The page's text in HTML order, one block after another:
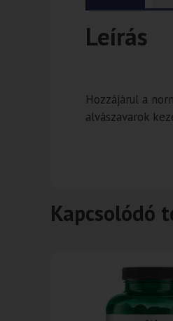
Leírás
Hozzájárul a
alvászavarok
Kapcsolódó